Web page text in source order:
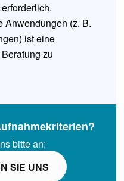
Anwendungen (z. B.
ist eine
zu
bitte an:
SIE UNS